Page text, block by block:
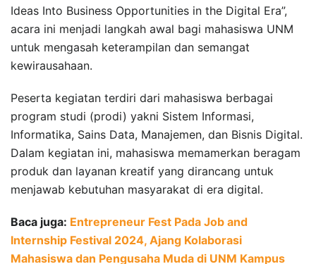
Ideas Into Business Opportunities in the Digital Era”,
acara ini menjadi langkah awal bagi mahasiswa UNM
untuk mengasah keterampilan dan semangat
kewirausahaan.
Peserta kegiatan terdiri dari mahasiswa berbagai
program studi (prodi) yakni Sistem Informasi,
Informatika, Sains Data, Manajemen, dan Bisnis Digital.
Dalam kegiatan ini, mahasiswa memamerkan beragam
produk dan layanan kreatif yang dirancang untuk
menjawab kebutuhan masyarakat di era digital.
Baca juga: Entrepreneur Fest Pada Job and
Internship Festival 2024, Ajang Kolaborasi
Mahasiswa dan Pengusaha Muda di UNM Kampus